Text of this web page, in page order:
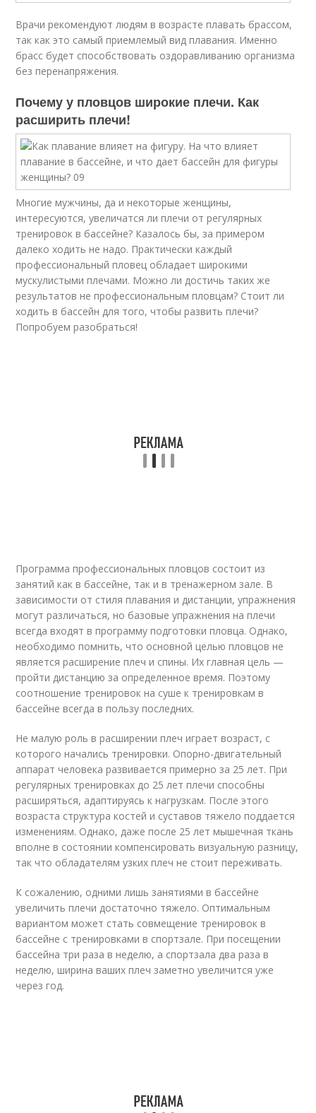
Врачи рекомендуют людям в возрасте плавать брассом,
так как это самый приемлемый вид плавания. Именно
брасс будет способствовать оздоравливанию организма
без перенапряжения.
Почему у пловцов широкие плечи. Как
расширить плечи!
Многие мужчины, да и некоторые женщины,
интересуются, увеличатся ли плечи от регулярных
тренировок в бассейне? Казалось бы, за примером
далеко ходить не надо. Практически каждый
профессиональный пловец обладает широкими
мускулистыми плечами. Можно ли достичь таких же
результатов не профессиональным пловцам? Стоит ли
ходить в бассейн для того, чтобы развить плечи?
Попробуем разобраться!
Программа профессиональных пловцов состоит из
занятий как в бассейне, так и в тренажерном зале. В
зависимости от стиля плавания и дистанции, упражнения
могут различаться, но базовые упражнения на плечи
всегда входят в программу подготовки пловца. Однако,
необходимо помнить, что основной целью пловцов не
является расширение плеч и спины. Их главная цель —
пройти дистанцию за определенное время. Поэтому
соотношение тренировок на суше к тренировкам в
бассейне всегда в пользу последних.
Не малую роль в расширении плеч играет возраст, с
которого начались тренировки. Опорно-двигательный
аппарат человека развивается примерно за 25 лет. При
регулярных тренировках до 25 лет плечи способны
расширяться, адаптируясь к нагрузкам. После этого
возраста структура костей и суставов тяжело поддается
изменениям. Однако, даже после 25 лет мышечная ткань
вполне в состоянии компенсировать визуальную разницу,
так что обладателям узких плеч не стоит переживать.
К сожалению, одними лишь занятиями в бассейне
увеличить плечи достаточно тяжело. Оптимальным
вариантом может стать совмещение тренировок в
бассейне с тренировками в спортзале. При посещении
бассейна три раза в неделю, а спортзала два раза в
неделю, ширина ваших плеч заметно увеличится уже
через год.